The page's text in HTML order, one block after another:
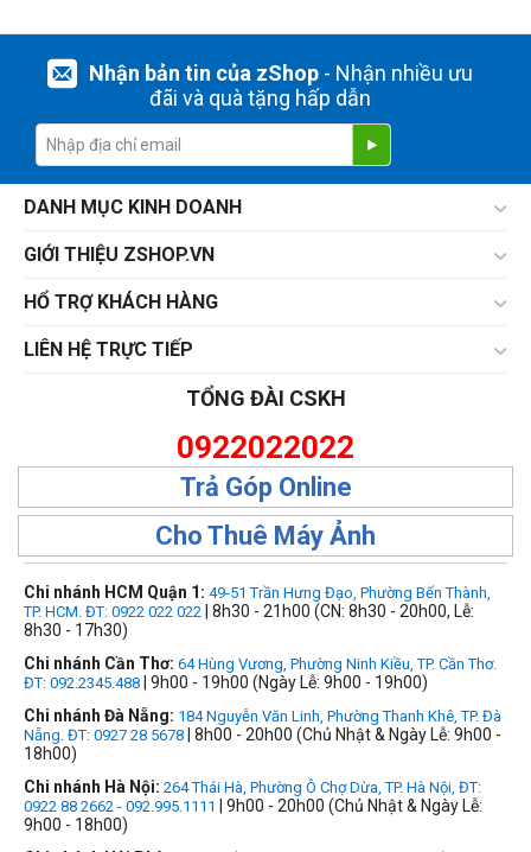
Nhận bản tin của zShop- Nhận nhiều ưu
đãi và quà tặng hấp dẫn
DANH MỤC KINH DOANH
GIỚI THIỆU ZSHOP.VN
HỔ TRỢ KHÁCH HÀNG
LIÊN HỆ TRỰC TIẾP
TỔNG ĐÀI CSKH
0922022022
Trả Góp Online
Cho Thuê Máy Ảnh
Chi nhánh HCM Quận 1: 49-51 Trần Hưng Đạo, Phường Bến Thành,
TP. HCM. ĐT: 0922 022 022 | 8h30 - 21h00 (CN: 8h30 - 20h00, Lễ:
8h30 - 17h30)
Chi nhánh Cần Thơ: 64 Hùng Vương, Phường Ninh Kiều, TP. Cần Thơ.
ĐT: 092.2345.488 | 9h00 - 19h00 (Ngày Lễ: 9h00 - 19h00)
Chi nhánh Đà Nẵng: 184 Nguyễn Văn Linh, Phường Thanh Khê, TP. Đà
Nẵng. ĐT: 0927 28 5678 | 8h00 - 20h00 (Chủ Nhật & Ngày Lễ: 9h00 -
18h00)
Chi nhánh Hà Nội: 264 Thái Hà, Phường Ô Chợ Dừa, TP. Hà Nội, ĐT:
0922 88 2662 - 092.995.1111
| 9h00 - 20h00 (Chủ Nhật & Ngày Lễ:
9h00 - 18h00)